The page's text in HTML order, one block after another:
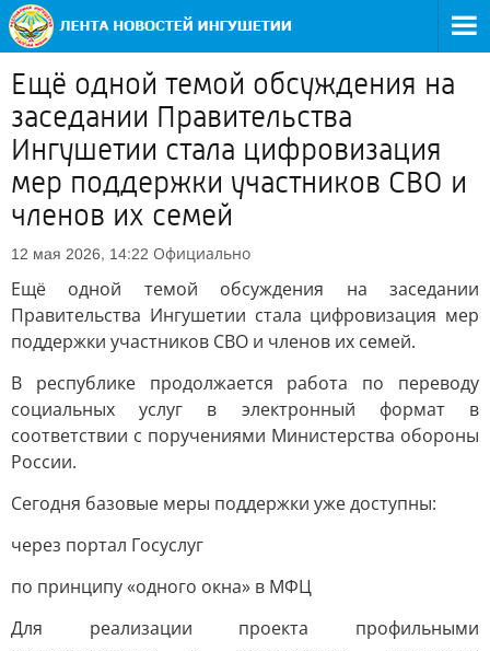
Ещё одной темой обсуждения на
заседании Правительства
Ингушетии стала цифровизация
мер поддержки участников СВО и
членов их семей
12 мая 2026, 14:22 Официально
Ещё одной темой обсуждения на заседании
Правительства Ингушетии стала цифровизация мер
поддержки участников СВО и членов их семей.
В республике продолжается работа по переводу
социальных услуг в электронный формат в
соответствии с поручениями Министерства обороны
России.
Сегодня базовые меры поддержки уже доступны:
через портал Госуслуг
по принципу «одного окна» в МФЦ
Для реализации проекта профильными